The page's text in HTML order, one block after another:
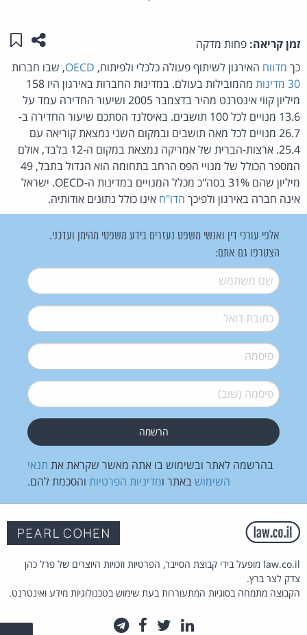
זמן קריאה: פחות מדקה שתפו
כך מדווח האירגון לשיתוף פעולה כלכלי ולפיתוח, OECD, שבו חברות
30 מדינות
מהמובילות בעולם. במדינות החברות באירגון היו 158
מיליון קווי אינטרנט מהיר בדצמבר 2005 ושיעור החדירה עמד על
13.6 מנויים לכל 100 תושבים. באיסלנד הסתכם שיעור החדירה ב-
26.7 מנויים לכל מאה תושבים ובמקום השני נמצאת קוריאה עם
25.4. ארצות-הברית של אמריקה נמצאת במקום ה-12 בלבד, אולם
המספר הכולל של מנויי הפס הרחב בתחומה הוא הגדול בתבל, 49
מיליון שהם 31% בסה"כ מכלל המנויים במדינות ה-OECD. ישראל
אינה חברה באירגון ולפיכך הדו"ח אינו כולל נתונים אודותיה.
אלפי עורכי דין ואנשי משפט נעזרים בידע משפטי מהימן ועדכני.
הצטרפו גם אתם:
שם משתמש*
דואל*
סיסמה*
סיסמה (שוב)*
בהרשמה לאתר ובשימוש בו אתה מאשר שקראת את תנאי
השימוש באתר ומדיניות הפרטיות והסכמת להם.
law.co.il מופעל בידי קבוצת הסייבר, הפרטיות וזכויות היוצרים של פרל כהן
צדק לצר ברץ.
הקבוצה מתמחה בסוגיות המתעוררות בעת שימוש בטכנולוגיות מידע ואינטרנט.
לינקדאין
טוויטרפייסבוק